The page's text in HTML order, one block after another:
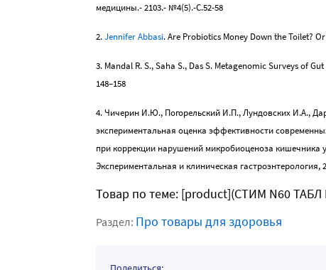
медицины.- 2103.- №4(5).-С.52-58
2.Jennifer Abbasi. Are Probiotics Money Down the Toilet?
3. Mandal R. S., Saha S., Das S. Metagenomic Surveys of
148–158
4. Чичерин И.Ю., Погорельский И.П., Лундовских И.А.,
экспериментальная оценка эффективности
при коррекции нарушений микробиоценоза
Экспериментальная и клиническая гастроэнтерология,
Товар по теме: [product](СТИМ N60
Раздел: Про товары для здоровья